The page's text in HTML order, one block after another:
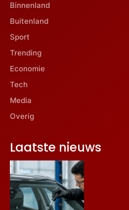
Binnenland
Buitenland
Sport
Trending
Economie
Tech
Media
Overig
Laatste nieuws